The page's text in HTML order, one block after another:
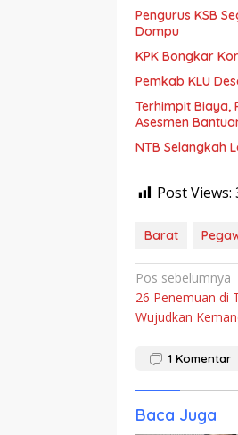
Pengurus KSB
Dompu
KPK Bongkar
Pemkab KLU
Terhimpit Biaya,
Asesmen
NTB Selangkah
Post Views:
Barat
Navigasi
pos
Pos sebelumnya
26 Penemuan di
Wujudkan
1 Komentar
Baca Juga